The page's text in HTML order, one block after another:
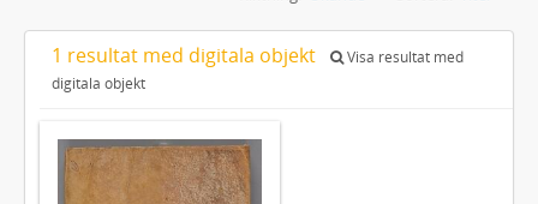
1 resultat med digitala objekt
Visa resultat med
digitala objekt